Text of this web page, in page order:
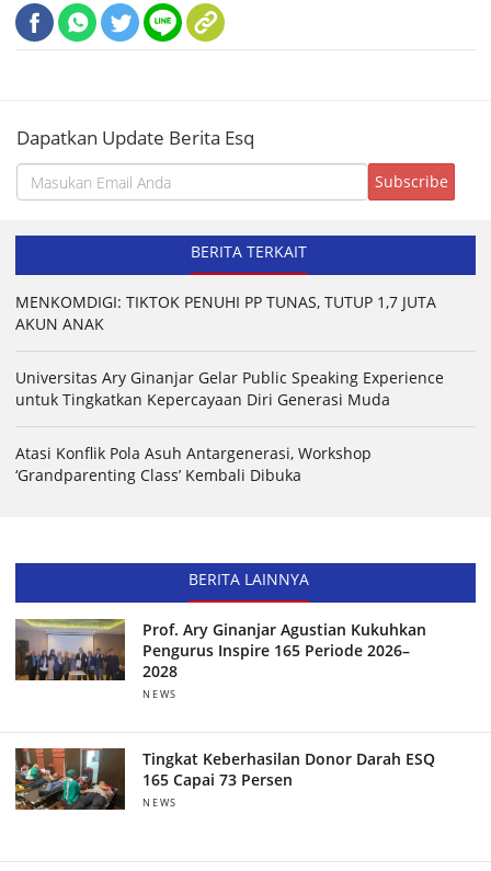
Dapatkan Update Berita Esq
BERITA TERKAIT
MENKOMDIGI: TIKTOK PENUHI PP TUNAS, TUTUP 1,7 JUTA
AKUN ANAK
Universitas Ary Ginanjar Gelar Public Speaking Experience
untuk Tingkatkan Kepercayaan Diri Generasi Muda
Atasi Konflik Pola Asuh Antargenerasi, Workshop
‘Grandparenting Class’ Kembali Dibuka
BERITA LAINNYA
Prof. Ary Ginanjar Agustian Kukuhkan
Pengurus Inspire 165 Periode 2026–
2028
NEWS
Tingkat Keberhasilan Donor Darah ESQ
165 Capai 73 Persen
NEWS